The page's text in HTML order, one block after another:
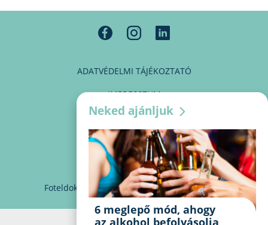
ADATVÉDELMI TÁJÉKOZTATÓ
IMPRESSZUM
MÉDIAAJÁNLAT
PARTNEREINK
KAPCSOLAT
Foteldoki info@foteldoki.hu Süti beállítások
Neked ajánljuk
6 meglepő mód, ahogy
az alkohol befolyásolja